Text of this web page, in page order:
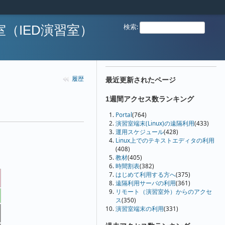
検索:
IED演習室）
最近更新されたページ
1週間アクセス数ランキング
Portal(764)
演習室端末(Linux)の遠隔利用(433)
運用スケジュール(428)
Linux上でのテキストエディタの利用
(408)
教材(405)
時間割表(382)
はじめて利用する方へ(375)
遠隔利用サーバの利用(361)
リモート（演習室外）からのアクセ
ス(350)
演習室端末の利用(331)
履歴